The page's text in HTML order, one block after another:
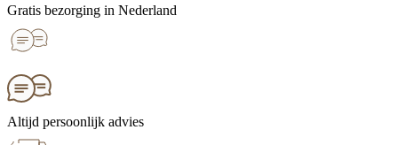
Gratis bezorging in Nederland
Altijd persoonlijk advies